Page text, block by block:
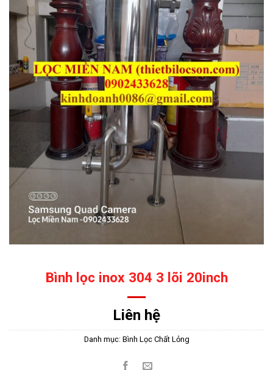
Bình lọc inox 304 3 lõi 20inch
Liên hệ
Danh mục: Bình Lọc Chất Lỏng